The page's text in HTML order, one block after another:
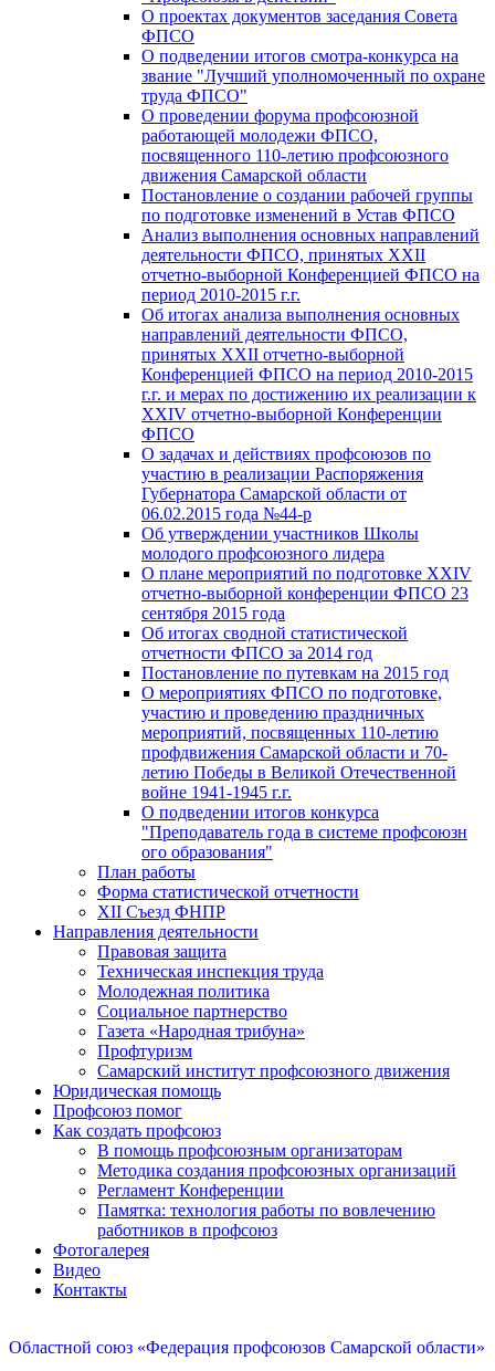
О проектах документов заседания Совета
ФПСО
О подведении итогов смотра-конкурса на
звание "Лучший уполномоченный по охране
труда ФПСО"
О проведении форума профсоюзной
работающей молодежи ФПСО,
посвященного 110-летию профсоюзного
движения Самарской области
Постановление о создании рабочей группы
по подготовке изменений в Устав ФПСО
Анализ выполнения основных направлений
деятельности ФПСО, принятых XXII
отчетно-выборной Конференцией ФПСО на
период 2010-2015 г.г.
Об итогах анализа выполнения основных
направлений деятельности ФПСО,
принятых XXII отчетно-выборной
Конференцией ФПСО на период 2010-2015
г.г. и мерах по достижению их реализации к
XXIV отчетно-выборной Конференции
ФПСО
О задачах и действиях профсоюзов по
участию в реализации Распоряжения
Губернатора Самарской области от
06.02.2015 года №44-р
Об утверждении участников Школы
молодого профсоюзного лидера
О плане мероприятий по подготовке XXIV
отчетно-выборной конференции ФПСО 23
сентября 2015 года
Об итогах сводной статистической
отчетности ФПСО за 2014 год
Постановление по путевкам на 2015 год
О мероприятиях ФПСО по подготовке,
участию и проведению праздничных
мероприятий, посвященных 110-летию
профдвижения Самарской области и 70-
летию Победы в Великой Отечественной
войне 1941-1945 г.г.
О подведении итогов конкурса
"Преподаватель года в системе профсоюзн
ого образования"
План работы
Форма статистической отчетности
XII Съезд ФНПР
Направления деятельности
Правовая защита
Техническая инспекция труда
Молодежная политика
Социальное партнерство
Газета «Народная трибуна»
Профтуризм
Самарский институт профсоюзного движения
Юридическая помощь
Профсоюз помог
Как создать профсоюз
В помощь профсоюзным организаторам
Методика создания профсоюзных организаций
Регламент Конференции
Памятка: технология работы по вовлечению
работников в профсоюз
Фотогалерея
Видео
Контакты
Областной союз «Федерация профсоюзов Самарской области»